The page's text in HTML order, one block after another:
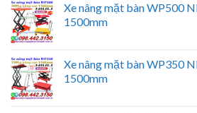
Xe nâng mặt bàn WP500
1500mm
Xe nâng mặt bàn WP350
1500mm